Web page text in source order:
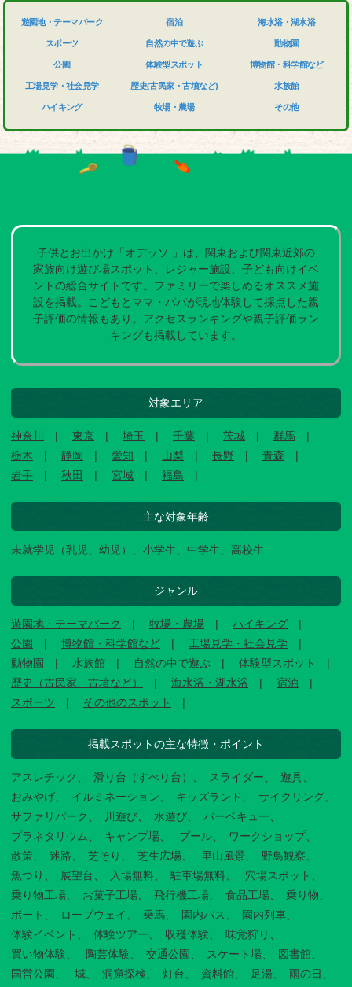
遊園地・テーマパーク
スポーツ
公園
工場見学・社会見学
ハイキング
宿泊
自然の中で遊ぶ
体験型スポット
歴史(古民家・古墳など)
牧場・農場
海水浴・湖水浴
動物園
博物館・科学館など
水族館
その他
子供とお出かけ「オデッソ 」は、関東および関東近郊の
家族向け遊び場スポット、レジャー施設、子ども向けイベ
ントの総合サイトです。ファミリーで楽しめるオススメ施
設を掲載。こどもとママ・パパが現地体験して採点した親
子評価の情報もあり。アクセスランキングや親子評価ラン
キングも掲載しています。
対象エリア
神奈川 東京 埼玉 千葉 茨城
群馬
栃木
静岡 愛知 山梨 長野
青森
岩手
秋田 宮城 福島
主な対象年齢
未就学児（乳児、幼児）、小学生、中学生、高校生
ジャンル
遊園地・テーマパーク 牧場・農場
ハイキング
公園
博物館・科学館など
工場見学・社会見学
動物園
水族館 自然の中で遊ぶ
体験型スポット
歴史（古民家、古墳など）
海水浴・湖水浴
宿泊
スポーツ
その他のスポット
掲載スポットの主な特徴・ポイント
アスレチック 滑り台（すべり台） スライダー
遊具
おみやげ
イルミネーション キッズランド
サイクリング
サファリパーク
川遊び 水遊び
バーベキュー
プラネタリウム
キャンプ場 プール
ワークショップ
散策
迷路 芝そり 芝生広場 里山風景
野鳥観察
魚つり
展望台 入場無料 駐車場無料
穴場スポット
乗り物工場
お菓子工場 飛行機工場 食品工場
乗り物
ボート
ロープウェイ 乗馬 園内バス
園内列車
体験イベント
体験ツアー 収穫体験
味覚狩り
買い物体験
陶芸体験 交通公園 スケート場
図書館
国営公園
城 洞窟探検 灯台 資料館 足湯 雨の日